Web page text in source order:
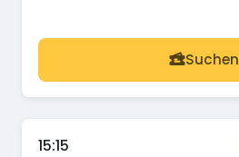
Suchen
15:15